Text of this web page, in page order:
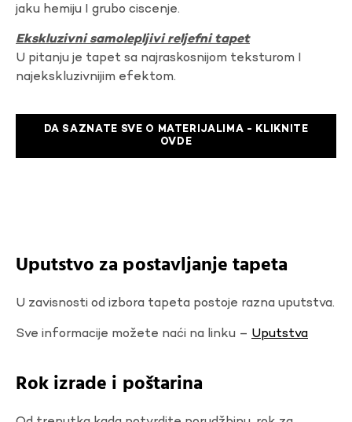
jaku hemiju I grubo ciscenje.
Ekskluzivni samolepljivi reljefni tapet
U pitanju je tapet sa najraskosnijom teksturom I
najekskluzivnijim efektom.
DA SAZNATE SVE O MATERIJALIMA - KLIKNITE
OVDE
Uputstvo za postavljanje tapeta
U zavisnosti od izbora tapeta postoje razna uputstva.
Sve informacije možete naći na linku – Uputstva
Rok izrade i poštarina